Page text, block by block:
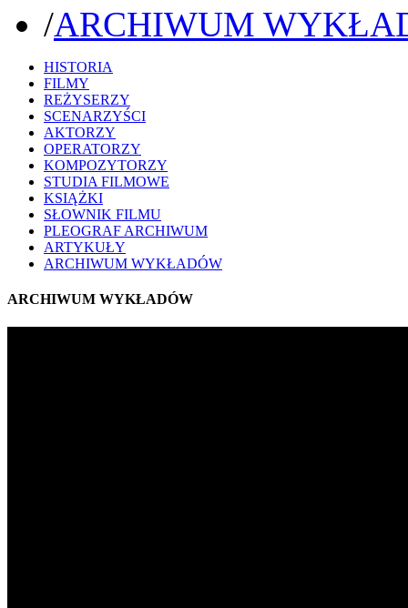
/ARCHIWUM
HISTORIA
FILMY
REŻYSERZY
SCENARZYŚCI
AKTORZY
OPERATORZY
KOMPOZYTORZY
STUDIA FILMOWE
KSIĄŻKI
SŁOWNIK FILMU
PLEOGRAF ARCHIWUM
ARTYKUŁY
ARCHIWUM WYKŁADÓW
ARCHIWUM WYKŁADÓW